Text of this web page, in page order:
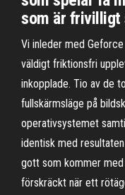
som är frivilligt
Vi inleder med
väldigt friktionsfri
inkopplade. Tio av de
fullskärmsläge på
operativsystemet
identisk med
gott som kommer
förskräckt när ett